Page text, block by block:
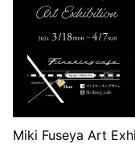
Miki Fuseya Art